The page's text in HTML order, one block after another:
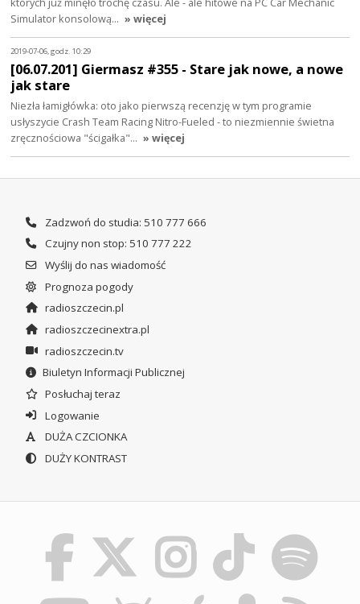
Simulator konsolową… » więcej
2019-07-06, godz. 10:29
[06.07.201] Giermasz #355 - Stare jak nowe, a nowe
jak stare
Niezła łamigłówka: oto jako pierwszą recenzję w tym programie
usłyszycie Crash Team Racing Nitro-Fueled - to niezmiennie świetna
zręcznościowa "ścigałka"… » więcej
Zadzwoń do studia: 510 777 666
Czujny non stop: 510 777 222
Wyślij do nas wiadomość
Prognoza pogody
radioszczecin.pl
radioszczecinextra.pl
radioszczecin.tv
Biuletyn Informacji Publicznej
Posłuchaj teraz
Logowanie
DUŻA CZCIONKA
DUŻY KONTRAST